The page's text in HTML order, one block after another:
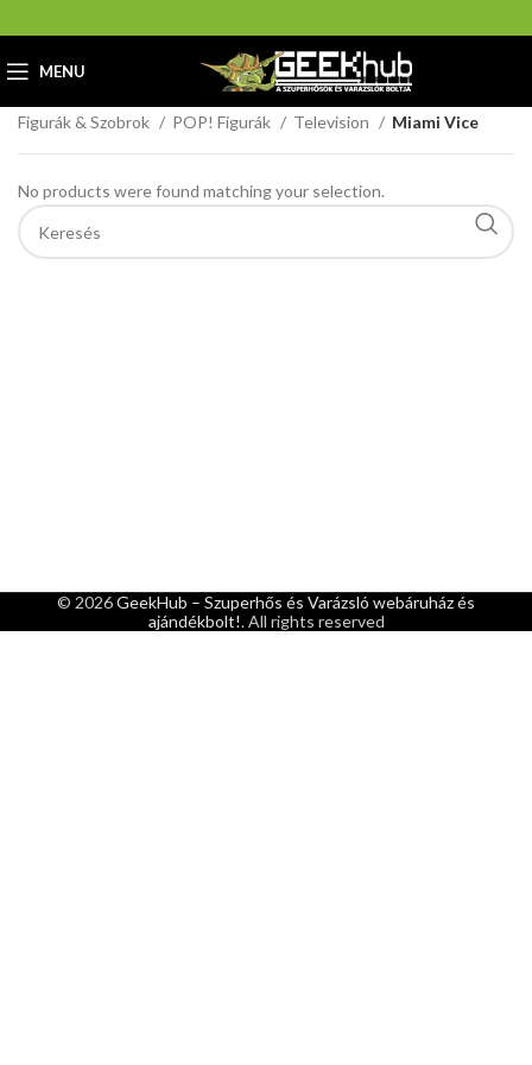
MENU
GeekHub Webáruház és Ajándékbolt
Figurák & Szobrok
POP! Figurák Television Miami Vice
No products were found matching your selection.
© 2026GeekHub – Szuperhős és Varázsló webáruház és
ajándékbolt!. All rights reserved